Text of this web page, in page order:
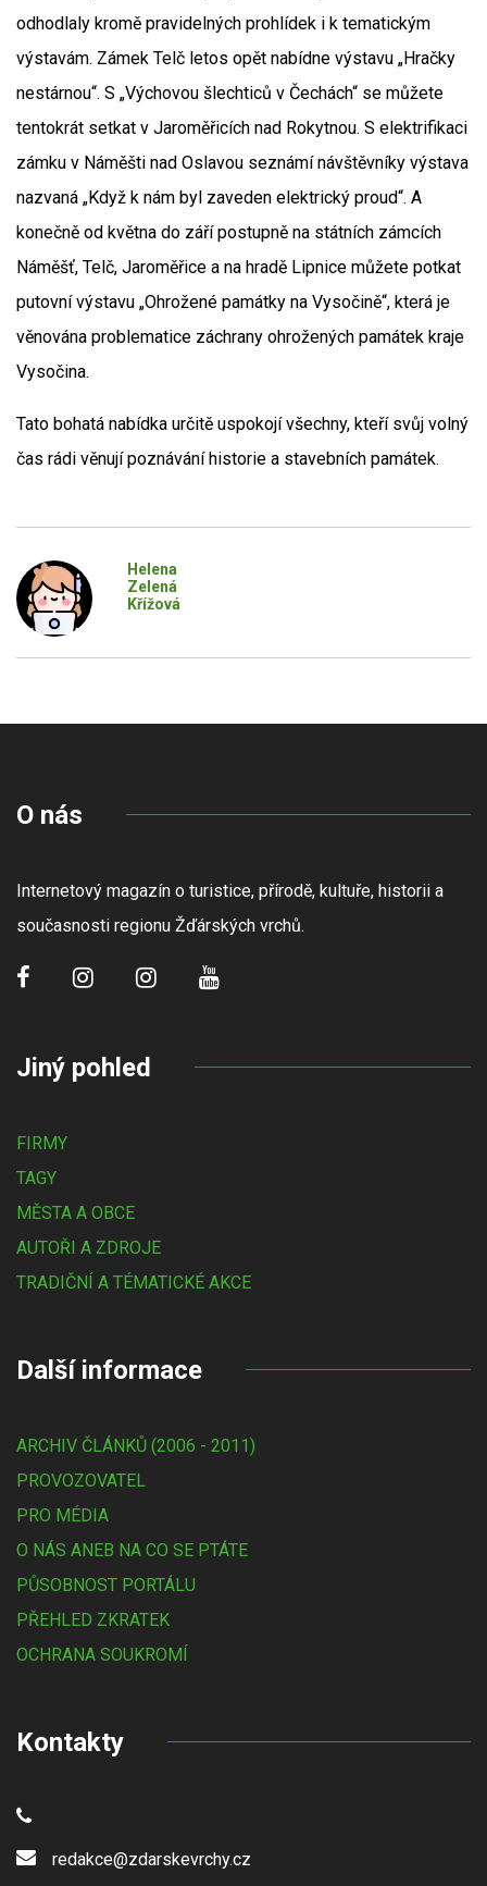
odhodlaly kromě pravidelných prohlídek i k tematickým
výstavám. Zámek Telč letos opět nabídne výstavu „Hračky
nestárnou“. S „Výchovou šlechticů v Čechách“ se můžete
tentokrát setkat v Jaroměřicích nad Rokytnou. S elektrifikaci
zámku v Náměšti nad Oslavou seznámí návštěvníky výstava
nazvaná „Když k nám byl zaveden elektrický proud“. A
konečně od května do září postupně na státních zámcích
Náměšť, Telč, Jaroměřice a na hradě Lipnice můžete potkat
putovní výstavu „Ohrožené památky na Vysočině“, která je
věnována problematice záchrany ohrožených památek kraje
Vysočina.
Tato bohatá nabídka určitě uspokojí všechny, kteří svůj volný
čas rádi věnují poznávání historie a stavebních památek.
Helena
Zelená
Křížová
O nás
Internetový magazín o turistice, přírodě, kultuře, historii a
současnosti regionu Žďárských vrchů.
Jiný pohled
FIRMY
TAGY
MĚSTA A OBCE
AUTOŘI A ZDROJE
TRADIČNÍ A TÉMATICKÉ AKCE
Další informace
ARCHIV ČLÁNKŮ (2006 - 2011)
PROVOZOVATEL
PRO MÉDIA
O NÁS ANEB NA CO SE PTÁTE
PŮSOBNOST PORTÁLU
PŘEHLED ZKRATEK
OCHRANA SOUKROMÍ
Kontakty
redakce@zdarskevrchy.cz